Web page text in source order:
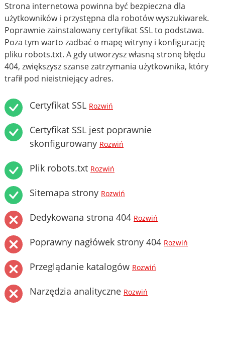
Strona internetowa powinna być bezpieczna dla
użytkowników i przystępna dla robotów wyszukiwarek.
Poprawnie zainstalowany certyfikat SSL to podstawa.
Poza tym warto zadbać o mapę witryny i konfigurację
pliku robots.txt. A gdy utworzysz własną stronę błędu
404, zwiększysz szanse zatrzymania użytkownika, który
trafił pod nieistniejący adres.
Certyfikat SSL Rozwiń
Certyfikat SSL jest poprawnie
skonfigurowany Rozwiń
Plik robots.txt Rozwiń
Sitemapa strony Rozwiń
Dedykowana strona 404 Rozwiń
Poprawny nagłówek strony 404 Rozwiń
Przeglądanie katalogów Rozwiń
Narzędzia analityczne Rozwiń